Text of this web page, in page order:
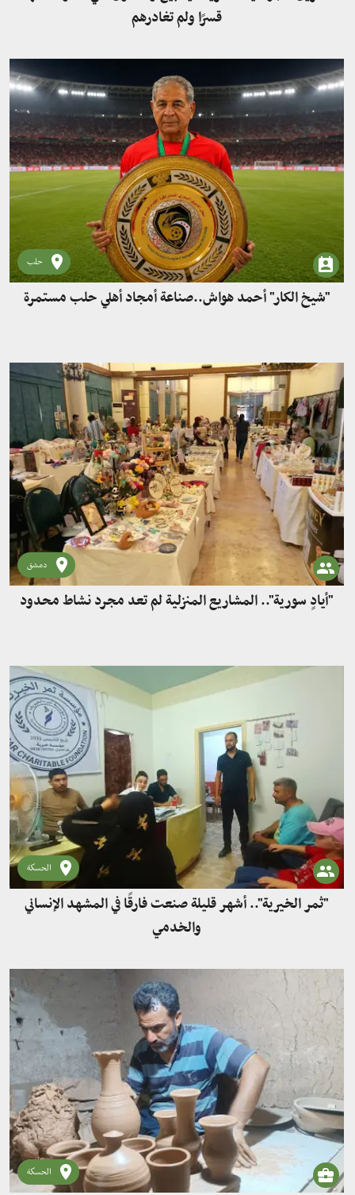
قسرًا ولم تغادرهم
حلب
"شيخ الكار" أحمد هواش..صناعة أمجاد أهلي حلب مستمرة
دمشق
"أيادٍ سورية".. المشاريع المنزلية لم تعد مجرد نشاط محدود
الحسكة
"ثمر الخيرية".. أشهر قليلة صنعت فارقًا في المشهد الإنساني
والخدمي
الحسكة